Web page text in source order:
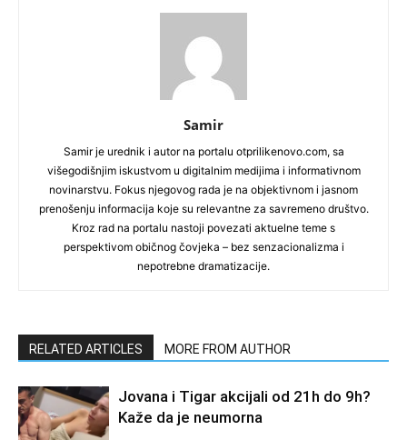
Samir
Samir je urednik i autor na portalu otprilikenovo.com, sa
višegodišnjim iskustvom u digitalnim medijima i informativnom
novinarstvu. Fokus njegovog rada je na objektivnom i jasnom
prenošenju informacija koje su relevantne za savremeno društvo.
Kroz rad na portalu nastoji povezati aktuelne teme s
perspektivom običnog čovjeka – bez senzacionalizma i
nepotrebne dramatizacije.
RELATED ARTICLES MORE FROM AUTHOR
Jovana i Tigar akcijali od 21h do 9h?
Kaže da je neumorna